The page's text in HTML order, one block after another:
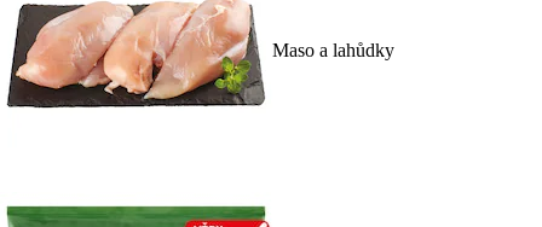
Maso a lahůdky